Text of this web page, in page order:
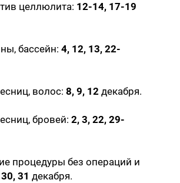
целлюлита: 12-14, 17-19
бассейн: 4, 12, 13, 22-
волос: 8, 9, 12 декабря.
бровей: 2, 3, 22, 29-
процедуры без операций и
31 декабря.